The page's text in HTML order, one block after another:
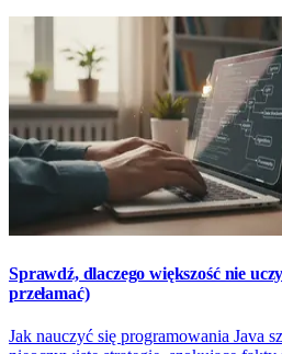
Sprawdź, dlaczego większość nie
przełamać)
Jak nauczyć się programowania Java